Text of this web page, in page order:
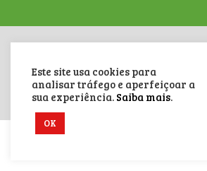
Este site usa cookies para
analisar tráfego e aperfeiçoar a
sua experiência. Saiba mais.
OK